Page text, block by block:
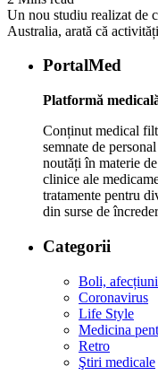
Un nou studiu realizat de
Australia, arată că
PortalMed
Platformă
Conținut medical
semnate de
noutăți în materie
clinice ale
tratamente pentru
din surse de
Categorii
Boli,
Coronavirus
Life Style
Medicina
Retro
Ştiri medicale